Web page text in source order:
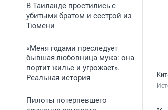
В Таиланде простились с
убитыми братом и сестрой из
Тюмени
«Меня годами преследует
бывшая любовница мужа: она
портит жилье и угрожает».
Реальная история
Пилоты потерпевшего